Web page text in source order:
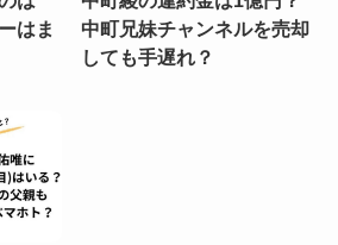
はま
中町兄妹チャンネルを売却
しても手遅れ？